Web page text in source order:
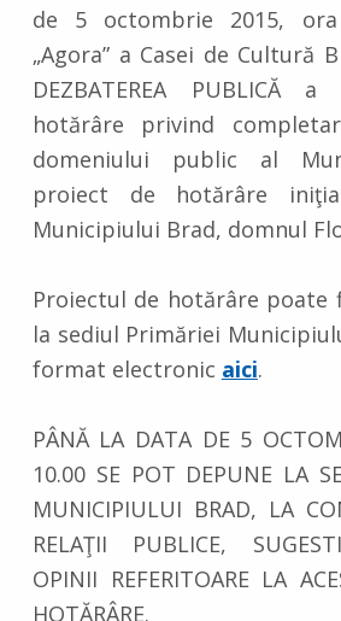
de 5 octombrie 2015,
„Agora” a Casei de Cultură
DEZBATEREA PUBLICĂ
hotărâre privind
domeniului public al
proiect de hotărâre
Municipiului Brad, domnul
Proiectul de hotărâre
la sediul Primăriei
format electronic aici.
PÂNĂ LA DATA DE 5
10.00 SE POT DEPUNE LA
MUNICIPIULUI BRAD, LA
RELAŢII PUBLICE,
OPINII REFERITOARE LA
HOTĂRÂRE.